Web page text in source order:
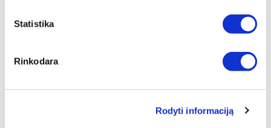
Statistika
Rinkodara
Rodyti informaciją
PUSBAČIAI CETUS S3L
11 variantų
PUSBAČIAI DAILY RACE, S1P
10 variantų
Žiūrėti detaliau